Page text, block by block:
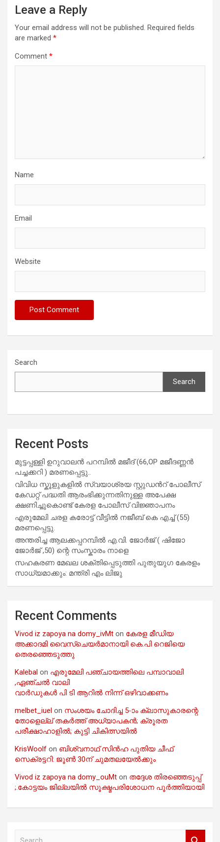
Leave a Reply
Your email address will not be published. Required fields
are marked *
Comment *
Name
Email
Website
Search
Search
Recent Posts
മുട്ടപ്പള്ളി ഉറുവാലൻ പറമ്പിൽ മജീദ് (66,OP മജീദണ്ണൻ
പച്ചക്കറി ) മരണപ്പെട്ടു..
വിവിധ സ്കൂളുകളില്‍ സ്വയാശ്രയ സ്റ്റുഡന്‍റ് പോലീസ്
കേഡറ്റ് പദ്ധതി ആരംഭിക്കുന്നതിനുള്ള അപേക്ഷ
ക്ഷണിച്ചുകൊണ്ട് കേരള പോലീസ് വിജ്ഞാപനം
എരുമേലി ചരള കരോട്ട് വീട്ടിൽ നജീബ് കെ എച്ച് (55)
മരണപ്പെട്ടു.
അന്തരിച്ച ആ​ല​ക്ക​പ്പ​റമ്പിൽ​ എ.​വി. ജോ​ർ​ജ് ( ഷിജോ
ജോർജ് ,50) ന്റെ സംസ്കാരം നാളെ
സഹകരണ മേഖല ശക്തിപ്പെടുത്തി പുതുയുഗ കേരളം
സാധ്യമാക്കും: മന്ത്രി എം ലിജു
Recent Comments
Vivod iz zapoya na domy_ivMt on കേരള മീഡിയ
അക്കാദമി വൈസ്ചെയർമാനായി കെ.പി റെജിയെ
തെരഞ്ഞെടുത്തു
Kalebal on എരുമേലി പഞ്ചായത്തിലെ പമ്പാവാലി
,ഏഞ്ചൽ വാലി
വാർഡുകൾ പി ടി ആറിൽ നിന്ന് ഒഴിവാക്കണം
melbet_iuel on സംശയം ചോദിച്ച 5-ാം ക്ലാസുകാരന്റെ
തോളെല്ല് തകർത്ത് അധ്യാപകൻ; ക്രൂരത
പരീക്ഷാഹാളിൽ; കുട്ടി ചികിത്സയിൽ
KrisWoolf on ബിശ്വനാഥ് സിൻഹ പുതിയ ചീഫ്
സെക്രട്ടറി: ജൂൺ 30ന് ചുമതലയേൽക്കും
Vivod iz zapoya na domy_ouMt on തദ്ദേശ തിരഞ്ഞെടുപ്പ്
;.കോട്ടയം ജില്ലയിൽ സൂക്ഷ്മപരിശോധന പൂർത്തിയായി